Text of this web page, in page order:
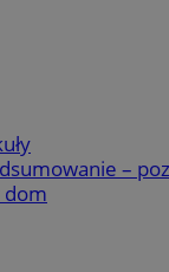
–
dom